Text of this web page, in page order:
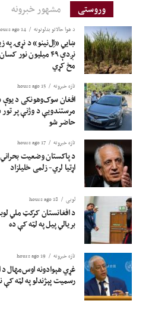
وروستی مشهور خبرونه
د هوا حالاتو بدلونونه 14 hours ago
ښايي «اِل‌نینو» د نړۍ په
نږدې ۴۹ میلیون
مخ کړي
تازه خبرونه 15 hours ago
افغان سوک‌وهونکی د یوې
مرستندویې د وژنې پر
حاضر شو
تازه خبرونه 17 hours ago
د پاکستان وضعیت
اړتیا لري- زلمی خلیلزاد
لوبی 18 hours ago
د افغانستان کرکټ ملي
بریالي پیل په لټه کې ده
تازه خبرونه 19 hours ago
غړي هېوادونه اوس‌مهال
رسمیت پېژندلو په لټه